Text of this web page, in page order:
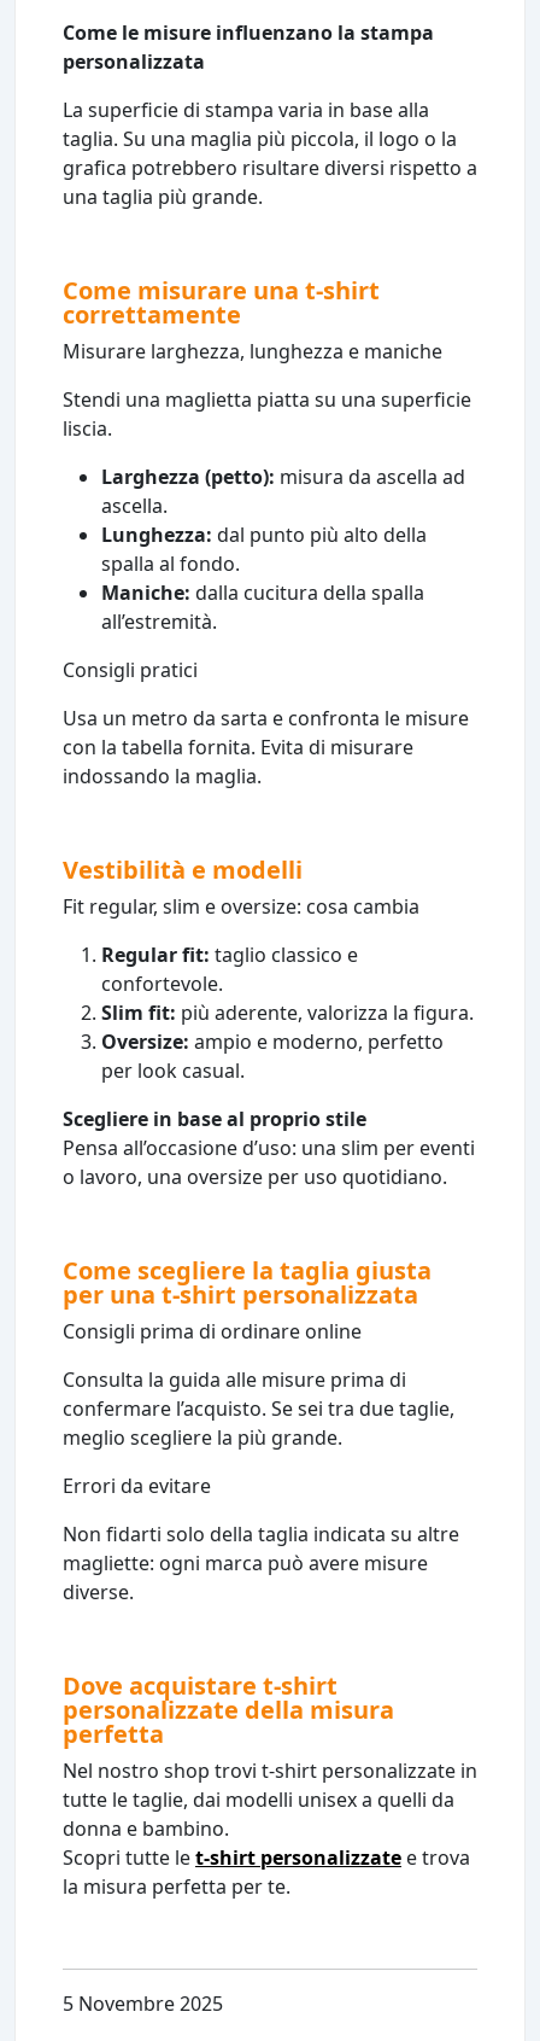
Come le misure influenzano la stampa
personalizzata
La superficie di stampa varia in base alla
taglia. Su una maglia più piccola, il logo o la
grafica potrebbero risultare diversi rispetto a
una taglia più grande.
Come misurare una t-shirt
correttamente
Misurare larghezza, lunghezza e maniche
Stendi una maglietta piatta su una superficie
liscia.
Larghezza (petto): misura da ascella ad
ascella.
Lunghezza: dal punto più alto della
spalla al fondo.
Maniche: dalla cucitura della spalla
all’estremità.
Consigli pratici
Usa un metro da sarta e confronta le misure
con la tabella fornita. Evita di misurare
indossando la maglia.
Vestibilità e modelli
Fit regular, slim e oversize: cosa cambia
Regular fit: taglio classico e
confortevole.
Slim fit: più aderente, valorizza la figura.
Oversize: ampio e moderno, perfetto
per look casual.
Scegliere in base al proprio stile
Pensa all’occasione d’uso: una slim per eventi
o lavoro, una oversize per uso quotidiano.
Come scegliere la taglia giusta
per una t-shirt personalizzata
Consigli prima di ordinare online
Consulta la guida alle misure prima di
confermare l’acquisto. Se sei tra due taglie,
meglio scegliere la più grande.
Errori da evitare
Non fidarti solo della taglia indicata su altre
magliette: ogni marca può avere misure
diverse.
Dove acquistare t-shirt
personalizzate della misura
perfetta
Nel nostro shop trovi t-shirt personalizzate in
tutte le taglie, dai modelli unisex a quelli da
donna e bambino.
Scopri tutte let-shirt personalizzate e trova
la misura perfetta per te.
5 Novembre 2025